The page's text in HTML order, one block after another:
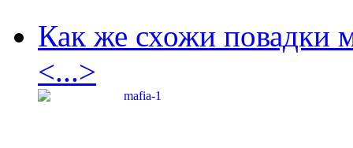
Как же схожи повадки
<...>